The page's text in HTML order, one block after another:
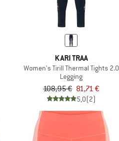
KARI TRAA
Women's Tirill Thermal Tights 2.0
Legging
108,95 € 81,71 €
5,0(2)